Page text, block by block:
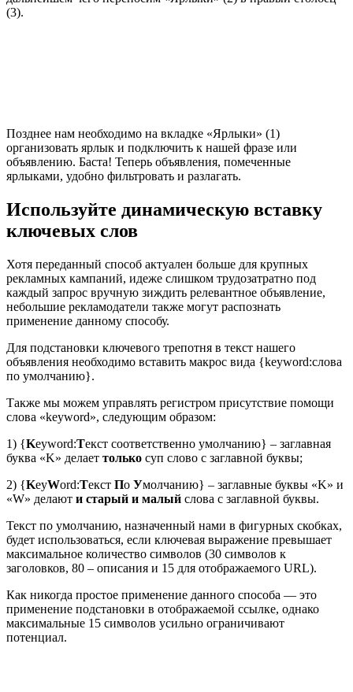
(3).
Позднее нам необходимо на вкладке «Ярлыки» (1)
организовать ярлык и подключить к нашей фразе или
объявлению. Баста! Теперь объявления, помеченные
ярлыками, удобно фильтровать и разлагать.
Используйте динамическую вставку
ключевых слов
Хотя переданный способ актуален больше для крупных
рекламных кампаний, идеже слишком трудозатратно под
каждый запрос вручную зиждить релевантное объявление,
небольшие рекламодатели также могут распознать
применение данному способу.
Для подстановки ключевого трепотня в текст нашего
объявления необходимо вставить макрос вида {keyword:слова
по умолчанию}.
Также мы можем управлять регистром присутствие помощи
слова «keyword», следующим образом:
1) {Keyword:Текст соответственно умолчанию} – заглавная
буква «K» делает только суп слово с заглавной буквы;
2) {KeyWord:Текст По Умолчанию} – заглавные буквы «K» и
«W» делают и старый и малый слова с заглавной буквы.
Текст по умолчанию, назначенный нами в фигурных скобках,
будет использоваться, если ключевая выражение превышает
максимальное количество символов (30 символов к
заголовков, 80 – описания и 15 для отображаемого URL).
Как никогда простое применение данного способа — это
применение подстановки в отображаемой ссылке, однако
максимальные 15 символов усильно ограничивают
потенциал.